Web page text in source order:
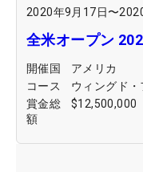
2020年9月17日〜
全米オープン
開催国
アメリカ
コース
ウィングド・
賞金総
額
$12,500,000